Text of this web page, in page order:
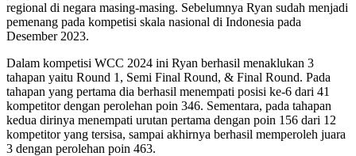
regional di negara masing-masing. Sebelumnya Ryan sudah menjadi
pemenang pada kompetisi skala nasional di Indonesia pada
Desember 2023.
Dalam kompetisi WCC 2024 ini Ryan berhasil menaklukan 3
tahapan yaitu Round 1, Semi Final Round, & Final Round. Pada
tahapan yang pertama dia berhasil menempati posisi ke-6 dari 41
kompetitor dengan perolehan poin 346. Sementara, pada tahapan
kedua dirinya menempati urutan pertama dengan poin 156 dari 12
kompetitor yang tersisa, sampai akhirnya berhasil memperoleh juara
3 dengan perolehan poin 463.